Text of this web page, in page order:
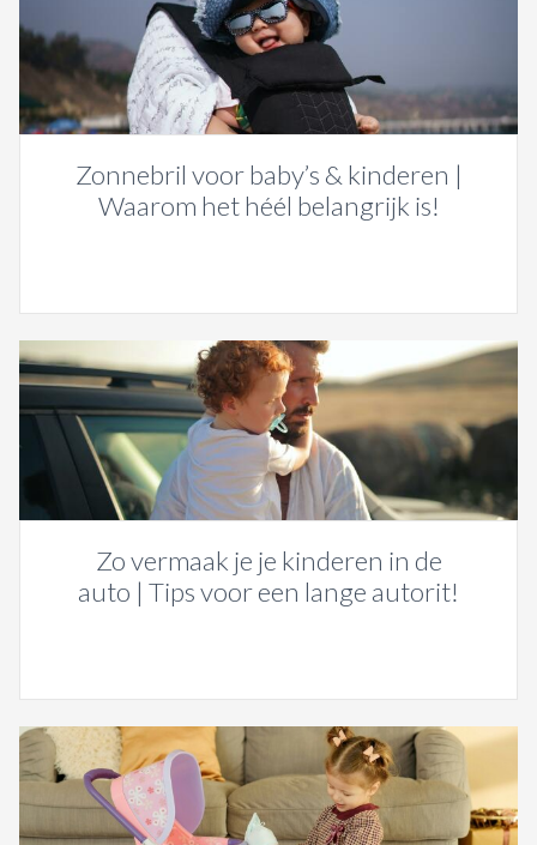
Zonnebril voor baby’s & kinderen |
Waarom het héél belangrijk is!
Zo vermaak je je kinderen in de
auto | Tips voor een lange autorit!